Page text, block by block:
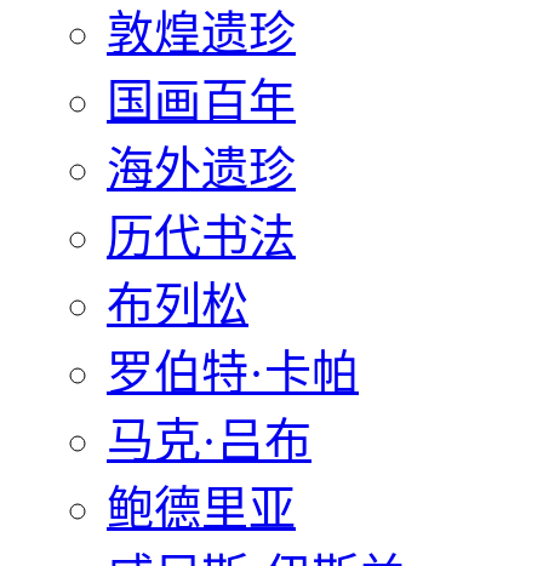
敦煌遗珍
国画百年
海外遗珍
历代书法
布列松
罗伯特·卡帕
马克·吕布
鲍德里亚